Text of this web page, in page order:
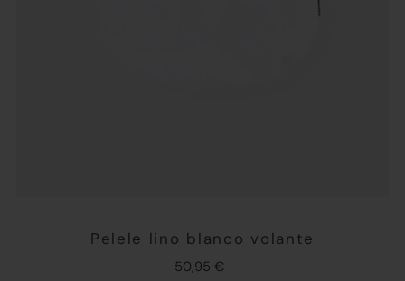
Pelele lino blanco volante
50,95 €